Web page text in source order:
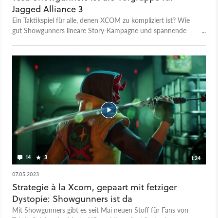
Jagged Alliance 3
Ein Taktikspiel für alle, denen XCOM zu kompliziert ist? Wie
gut Showgunners lineare Story-Kampagne und spannende
14 3
1:24
07.05.2023
Strategie à la Xcom, gepaart mit fetziger
Dystopie: Showgunners ist da
Mit Showgunners gibt es seit Mai neuen Stoff für Fans von